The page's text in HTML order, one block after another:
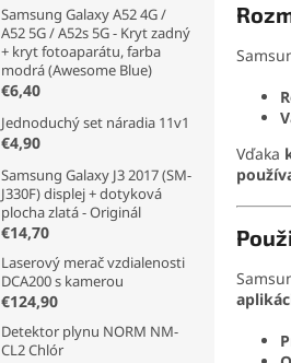
Samsung Galaxy A52 4G /
A52 5G / A52s 5G - Kryt zadný
+ kryt fotoaparátu, farba
modrá (Awesome Blue)
€6,40
Jednoduchý set náradia 11v1
€4,90
Samsung Galaxy J3 2017 (SM-
J330F) displej + dotyková
plocha zlatá - Originál
€14,70
Laserový merač vzdialenosti
DCA200 s kamerou
€124,90
Detektor plynu NORM NM-
CL2 Chlór
Vďaka